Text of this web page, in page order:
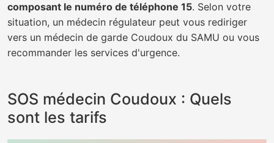
composant le numéro de téléphone 15. Selon votre
situation, un médecin régulateur peut vous rediriger
vers un médecin de garde Coudoux du SAMU ou vous
recommander les services d'urgence.
SOS médecin Coudoux : Quels
sont les tarifs